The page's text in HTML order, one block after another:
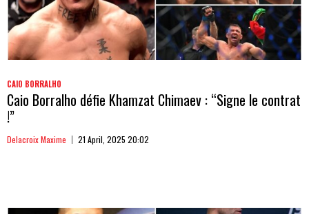
CAIO BORRALHO
Caio Borralho défie Khamzat Chimaev : “Signe le contrat
!”
Delacroix Maxime 21 April, 2025 20:02